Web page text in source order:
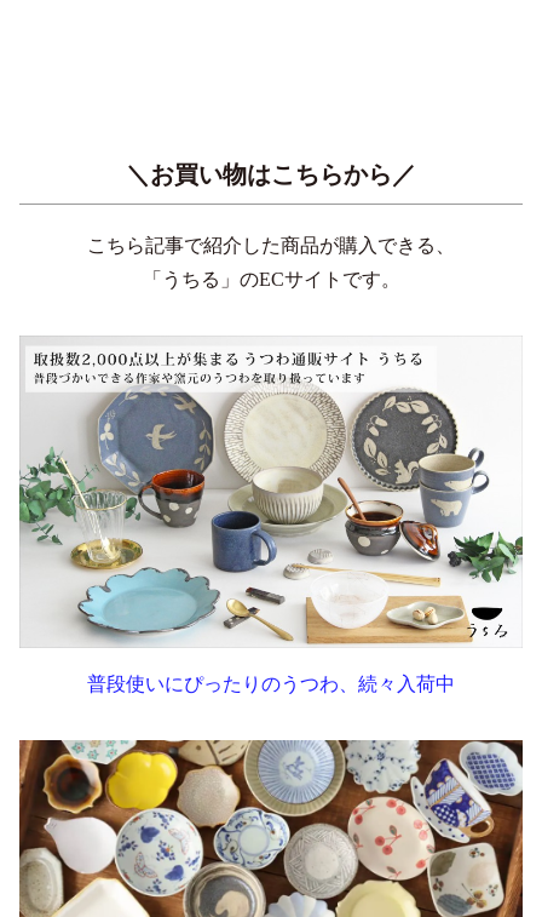
＼お買い物はこちらから／
こちら記事で紹介した商品が購入できる、
「うちる」のECサイトです。
普段使いにぴったりのうつわ、続々入荷中